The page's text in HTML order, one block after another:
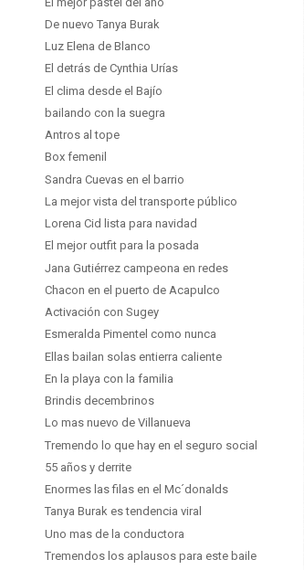
De nuevo Tanya Burak
Luz Elena de Blanco
El detrás de Cynthia Urías
El clima desde el Bajío
bailando con la suegra
Antros al tope
Box femenil
Sandra Cuevas en el barrio
La mejor vista del transporte público
Lorena Cid lista para navidad
El mejor outfit para la posada
Jana Gutiérrez campeona en redes
Chacon en el puerto de Acapulco
Activación con Sugey
Esmeralda Pimentel como nunca
Ellas bailan solas entierra caliente
En la playa con la familia
Brindis decembrinos
Lo mas nuevo de Villanueva
Tremendo lo que hay en el seguro social
55 años y derrite
Enormes las filas en el Mc´donalds
Tanya Burak es tendencia viral
Uno mas de la conductora
Tremendos los aplausos para este baile